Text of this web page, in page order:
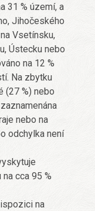
31 % území, a
Jihočeského
Vsetínsku,
Ústecku nebo
na 12 %
Na zbytku
(27 %) nebo
nebo na
odchylka není
cca 95 %
na